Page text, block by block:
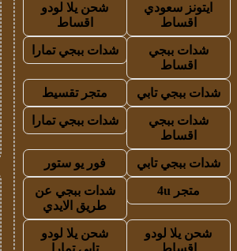
ايتونز سعودي
اقساط
شحن يلا لودو
اقساط
شدات ببجي
اقساط
شدات ببجي تمارا
شدات ببجي تابي متجر تقسيط
شدات ببجي
اقساط
شدات ببجي تمارا
شدات ببجي تابي فور يو ستور
متجر 4u
شدات ببجي عن
طريق الايدي
شحن يلا لودو
اقساط
شحن يلا لودو
تابي تمارا